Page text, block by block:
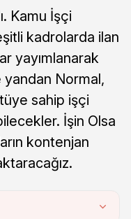
Kamu İşçi
kadrolarda ilan
yayımlanarak
yandan Normal,
sahip işçi
İşin Olsa
kontenjan